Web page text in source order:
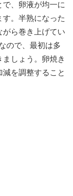
、卵液が均一に
。半熟になった
がら巻き上げてい
ので、最初は多
しょう。卵焼き
を調整すること